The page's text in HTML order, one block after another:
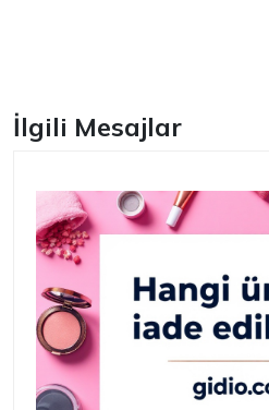
İlgili Mesajlar